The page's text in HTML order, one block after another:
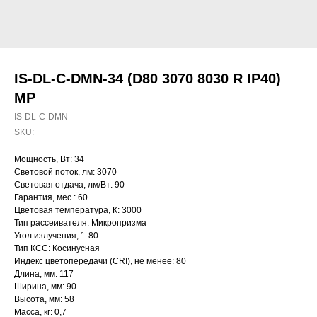
IS-DL-C-DMN-34 (D80 3070 8030 R IP40)
MP
IS-DL-C-DMN
SKU:
Мощность, Вт: 34
Световой поток, лм: 3070
Световая отдача, лм/Вт: 90
Гарантия, мес.: 60
Цветовая температура, К: 3000
Тип рассеивателя: Микропризма
Угол излучения, °: 80
Тип КСС: Косинусная
Индекс цветопередачи (CRI), не менее: 80
Длина, мм: 117
Ширина, мм: 90
Высота, мм: 58
Масса, кг: 0,7